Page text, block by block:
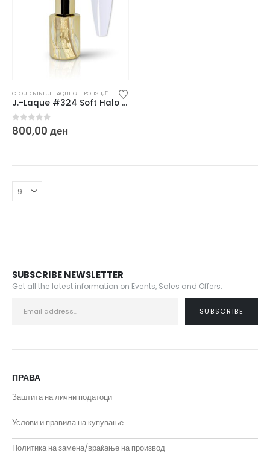
CLOUD NINE,J-LAQUE GEL POLISH,ГЕЛ ЛАКОВИ
J.-Laque #324 Soft Halo – 10 ml
0out of 5
800,00 ден
SUBSCRIBE NEWSLETTER
Get all the latest information on Events, Sales and Offers.
ПРАВА
Заштита на лични податоци
Услови и правила на купување
Политика на замена/враќање на производ